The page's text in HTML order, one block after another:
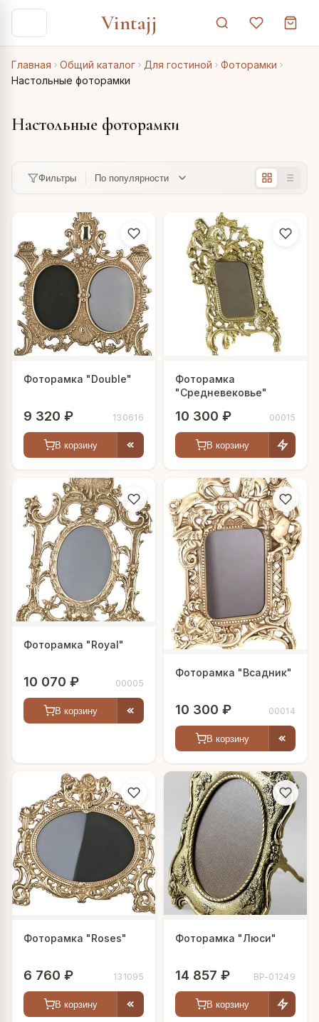
Vintajj
Главная Общий каталог Для гостиной
Фоторамки
Настольные фоторамки
Настольные фоторамки
Фильтры
Фоторамка "Double"
9 320 ₽ 130616
В корзину
Фоторамка
"Средневековье"
10 300 ₽ 00015
В корзину
Фоторамка "Royal"
10 070 ₽ 00005
В корзину
Фоторамка "Всадник"
10 300 ₽ 00014
В корзину
Фоторамка "Roses"
6 760 ₽ 131095
В корзину
Фоторамка "Люси"
14 857 ₽ BP-01249
В корзину